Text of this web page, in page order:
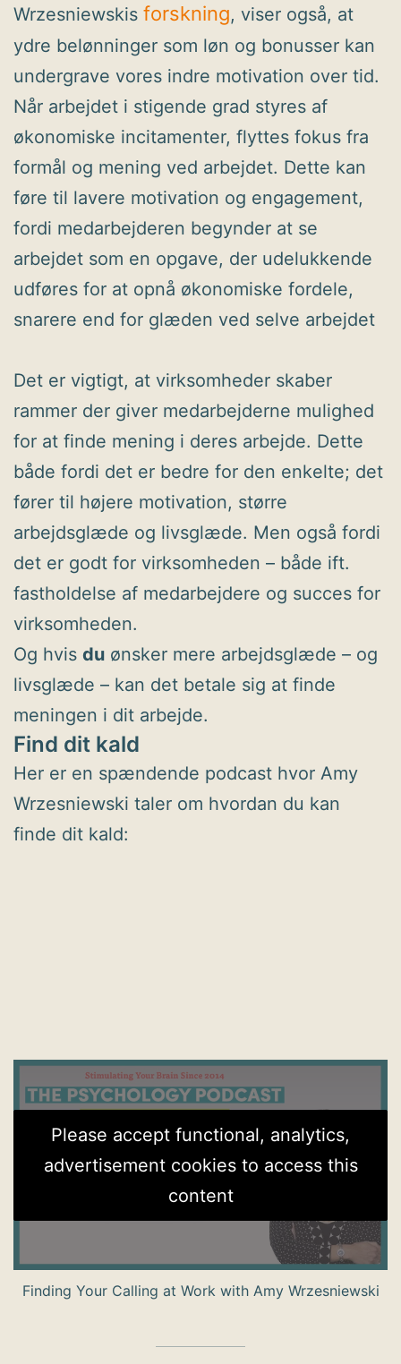
Wrzesniewskis forskning, viser også, at
ydre belønninger som løn og bonusser kan
undergrave vores indre motivation over tid.
Når arbejdet i stigende grad styres af
økonomiske incitamenter, flyttes fokus fra
formål og mening ved arbejdet. Dette kan
føre til lavere motivation og engagement,
fordi medarbejderen begynder at se
arbejdet som en opgave, der udelukkende
udføres for at opnå økonomiske fordele,
snarere end for glæden ved selve arbejdet​
Det er vigtigt, at virksomheder skaber
rammer der giver medarbejderne mulighed
for at finde mening i deres arbejde. Dette
både fordi det er bedre for den enkelte; det
fører til højere motivation, større
arbejdsglæde og livsglæde. Men også fordi
det er godt for virksomheden – både ift.
fastholdelse af medarbejdere og succes for
virksomheden.
Og hvis du ønsker mere arbejdsglæde – og
livsglæde – kan det betale sig at finde
meningen i dit arbejde.
Find dit kald
Her er en spændende podcast hvor Amy
Wrzesniewski taler om hvordan du kan
finde dit kald:
Please accept functional, analytics,
advertisement cookies to access this
content
Finding Your Calling at Work with Amy Wrzesniewski